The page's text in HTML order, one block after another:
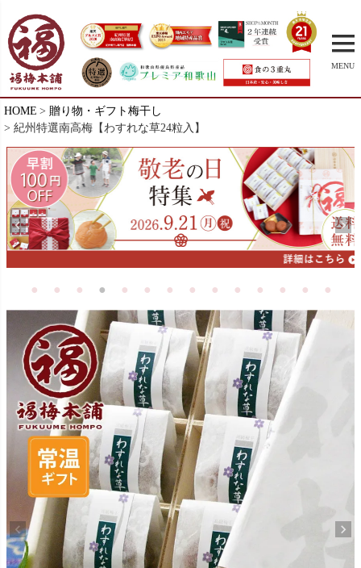
MENU
HOME
贈り物・ギフト梅干し
紀州特選南高梅【わすれな草24粒入】